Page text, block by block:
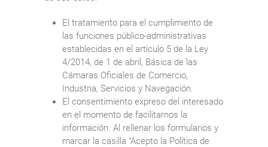
El tratamiento para el cumplimiento de
las funciones público-administrativas
establecidas en el artículo 5 de la Ley
4/2014, de 1 de abril, Básica de las
Cámaras Oficiales de Comercio,
Industria, Servicios y Navegación.
El consentimiento expreso del interesado
en el momento de facilitarnos la
información. Al rellenar los formularios y
marcar la casilla “Acepto la Política de